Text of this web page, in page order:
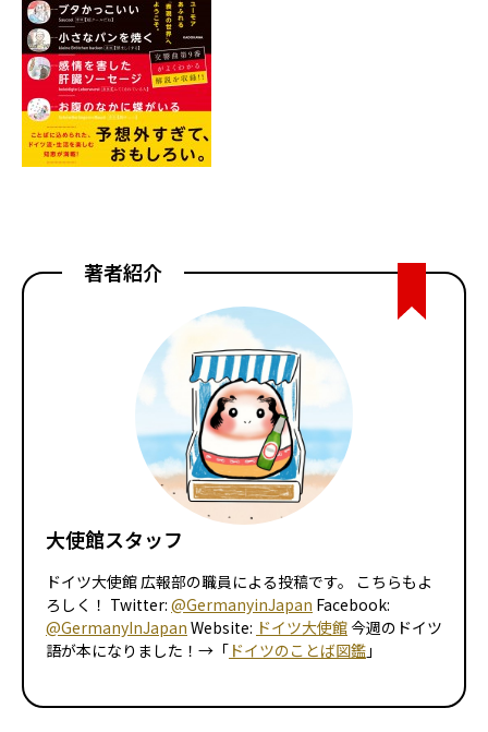
著者紹介
大使館スタッフ
ドイツ大使館 広報部の職員による投稿です。 こちらもよ
ろしく！ Twitter: @GermanyinJapan Facebook:
@GermanyInJapan Website: ドイツ大使館今週のドイツ
語が本になりました！→「 ドイツのことば図鑑 」